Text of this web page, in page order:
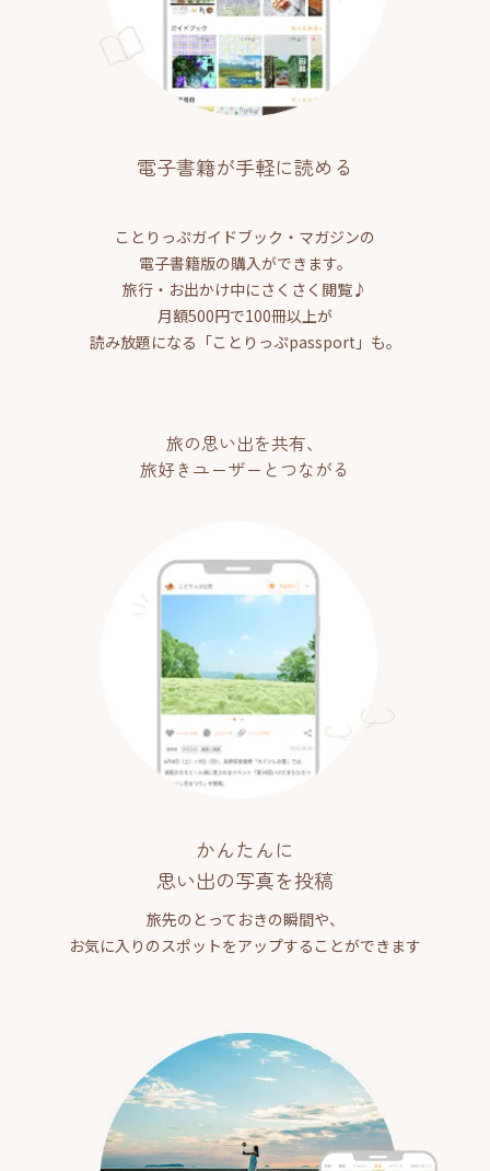
電子書籍が手軽に読める
ことりっぷガイドブック・マガジンの
電子書籍版の購入ができます。
旅行・お出かけ中にさくさく閲覧♪
月額500円で100冊以上が
読み放題になる「ことりっぷpassport」も。
旅の思い出を共有、
旅好きユーザーとつながる
かんたんに
思い出の写真を投稿
旅先のとっておきの瞬間や、
お気に入りのスポットをアップすることができます